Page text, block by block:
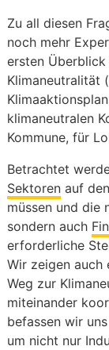
Zu all diesen
noch mehr
ersten Überblick
Klimaneutralität
klimaneutralen
Kommune, für
Betrachtet
Sektorenauf
müssen und die
sondern auch
erforderliche
Wir zeigen auch
Weg zur
miteinander
befassen wir
um nicht nur